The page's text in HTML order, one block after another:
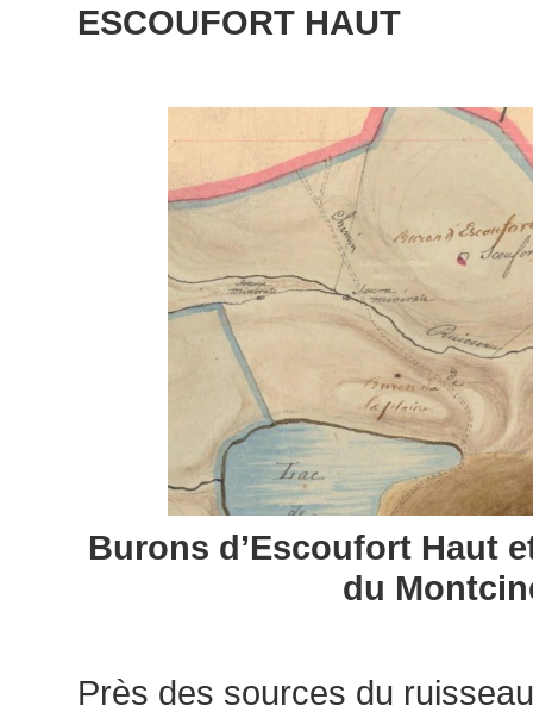
ESCOUFORT HAUT
Burons d’Escoufort Haut
du
Près des sources du